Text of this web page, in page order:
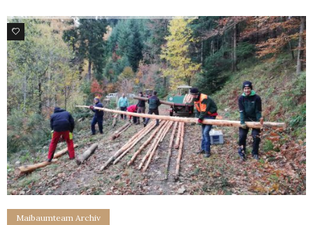
0
Maibaumteam Archiv